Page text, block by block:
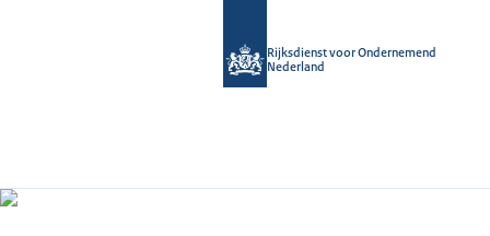
Rijksdienst voor Ondernemend
Nederland